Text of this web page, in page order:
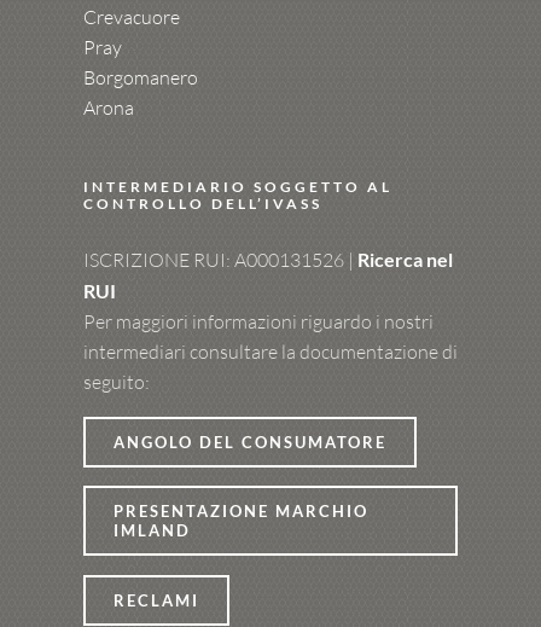
Crevacuore
Pray
Borgomanero
Arona
INTERMEDIARIO SOGGETTO AL
CONTROLLO DELL’IVASS
ISCRIZIONE RUI: A000131526 | Ricerca nel
RUI
Per maggiori informazioni riguardo i nostri
intermediari consultare la documentazione di
seguito:
ANGOLO DEL CONSUMATORE
PRESENTAZIONE MARCHIO
IMLAND
RECLAMI